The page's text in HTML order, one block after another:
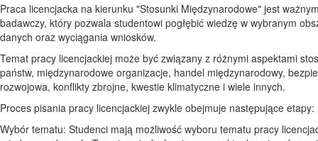
Praca licencjacka na kierunku "Stosunki Międzynarodowe" jest
badawczy, który pozwala studentowi pogłębić wiedzę w wybranym
danych oraz wyciągania wniosków.
Temat pracy licencjackiej może być związany z różnymi aspektami
państw, międzynarodowe organizacje, handel międzynarodowy,
rozwojowa, konflikty zbrojne, kwestie klimatyczne i wiele innych.
Proces pisania pracy licencjackiej zwykle obejmuje następujące etapy:
Wybór tematu: Studenci mają możliwość wyboru tematu pracy